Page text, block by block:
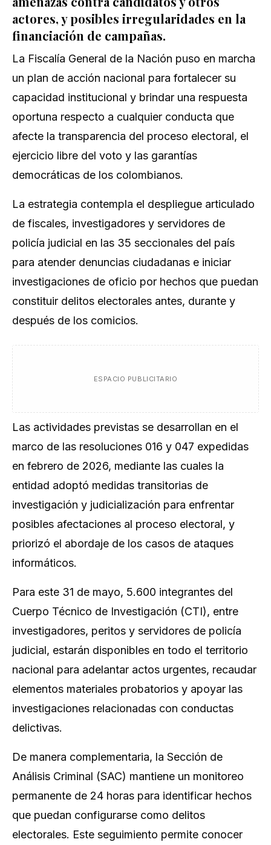
actores, y posibles irregularidades en la
financiación de campañas.
La Fiscalía General de la Nación puso en marcha
un plan de acción nacional para fortalecer su
capacidad institucional y brindar una respuesta
oportuna respecto a cualquier conducta que
afecte la transparencia del proceso electoral, el
ejercicio libre del voto y las garantías
democráticas de los colombianos.
La estrategia contempla el despliegue articulado
de fiscales, investigadores y servidores de
policía judicial en las 35 seccionales del país
para atender denuncias ciudadanas e iniciar
investigaciones de oficio por hechos que puedan
constituir delitos electorales antes, durante y
después de los comicios.
ESPACIO PUBLICITARIO
Las actividades previstas se desarrollan en el
marco de las resoluciones 016 y 047 expedidas
en febrero de 2026, mediante las cuales la
entidad adoptó medidas transitorias de
investigación y judicialización para enfrentar
posibles afectaciones al proceso electoral, y
priorizó el abordaje de los casos de ataques
informáticos.
Para este 31 de mayo, 5.600 integrantes del
Cuerpo Técnico de Investigación (CTI), entre
investigadores, peritos y servidores de policía
judicial, estarán disponibles en todo el territorio
nacional para adelantar actos urgentes, recaudar
elementos materiales probatorios y apoyar las
investigaciones relacionadas con conductas
delictivas.
De manera complementaria, la Sección de
Análisis Criminal (SAC) mantiene un monitoreo
permanente de 24 horas para identificar hechos
que puedan configurarse como delitos
electorales. Este seguimiento permite conocer